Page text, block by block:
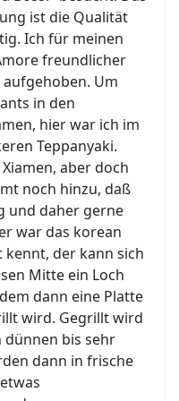
ist die Qualität
Ich für meinen
freundlicher
Um
in den
hier war ich im
Teppanyaki.
aber doch
noch hinzu, daß
und daher gerne
war das korean
kennt, der kann sich
Mitte ein Loch
dann eine Platte
wird. Gegrillt wird
dünnen bis sehr
dann in frische